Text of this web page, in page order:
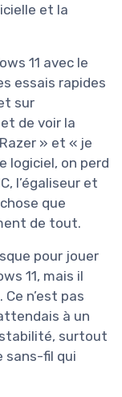
et la
11 avec le
essais rapides
sur
de voir la
» et « je
logiciel, on perd
l’égaliseur et
que
de tout.
pour jouer
11, mais il
n’est pas
à un
surtout
sans-fil qui